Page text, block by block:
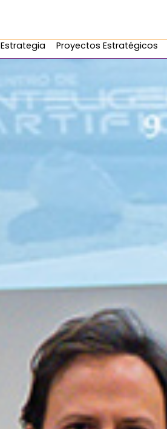
Estrategia Proyectos Estratégicos